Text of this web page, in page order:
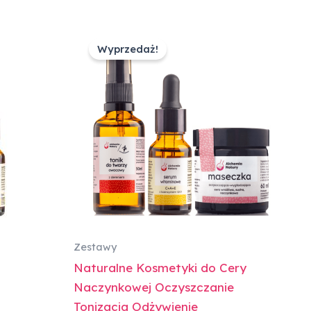
Wyprzedaż!
Zestawy
Naturalne Kosmetyki do Cery
Naczynkowej Oczyszczanie
Tonizacja Odżywienie
cena
wynosiła:
152,00 zł.